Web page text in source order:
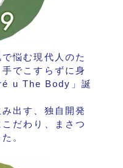
悩む現代人のた
でこすらずに身
u The Body」誕
出す、独自開発
だわり、まさつ
。